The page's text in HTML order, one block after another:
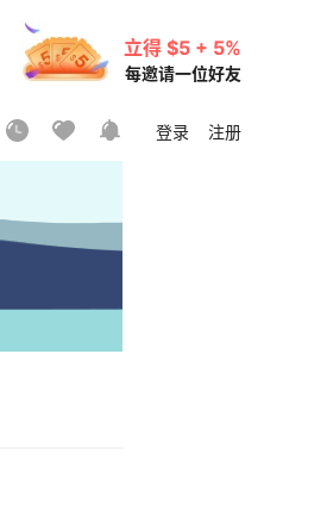
立得 $5 + 5%
每邀请一位好友
登录 注册